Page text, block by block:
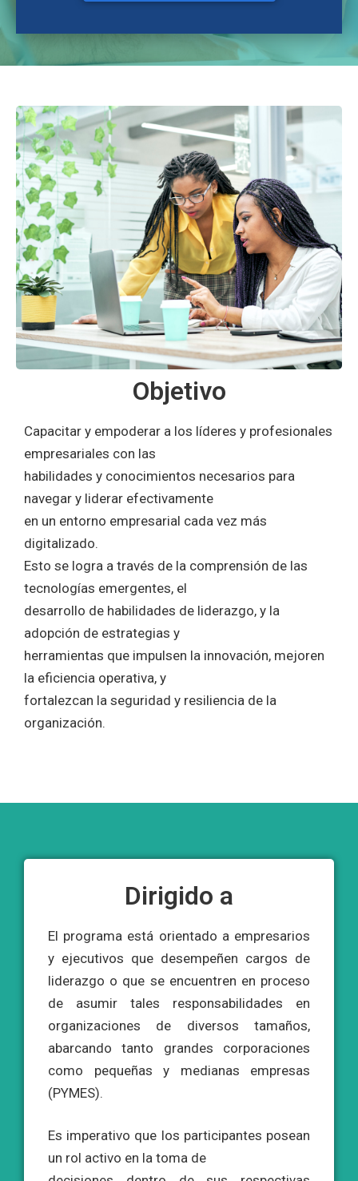
Objetivo
Capacitar y empoderar a los líderes y profesionales
empresariales con las
habilidades y conocimientos necesarios para
navegar y liderar efectivamente
en un entorno empresarial cada vez más
digitalizado.
Esto se logra a través de la comprensión de las
tecnologías emergentes, el
desarrollo de habilidades de liderazgo, y la
adopción de estrategias y
herramientas que impulsen la innovación, mejoren
la eficiencia operativa, y
fortalezcan la seguridad y resiliencia de la
organización.
Dirigido a
El programa está orientado a empresarios
y ejecutivos que desempeñen cargos de
liderazgo o que se encuentren en proceso
de asumir tales responsabilidades en
organizaciones de diversos tamaños,
abarcando tanto grandes corporaciones
como pequeñas y medianas empresas
(PYMES).
Es imperativo que los participantes posean
un rol activo en la toma de